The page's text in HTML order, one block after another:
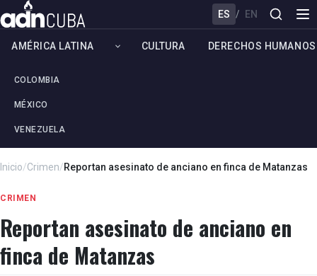
ES / EN
AMÉRICA LATINA
COLOMBIA
MÉXICO
VENEZUELA
CULTURA DERECHOS HUMANOS
Inicio/Crimen/Reportan asesinato de anciano en finca de Matanzas
CRIMEN
Reportan asesinato de anciano en
finca de Matanzas